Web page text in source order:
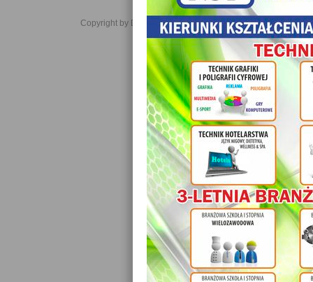
Copyright by Daniel JabĹoĹski 2006-2021. All rights